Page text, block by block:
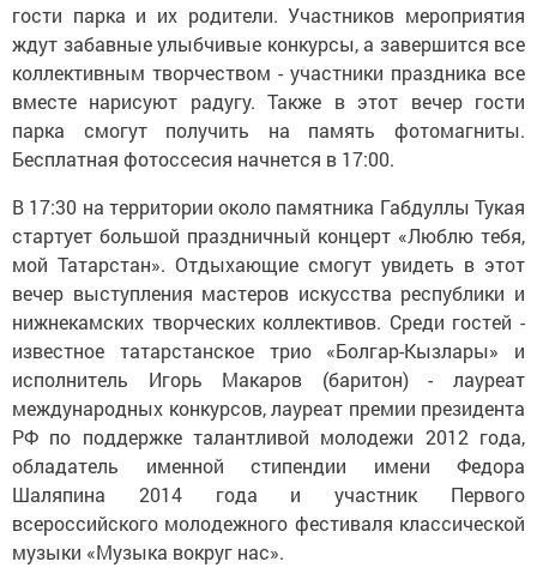
гости парка и их родители. Участников мероприятия
ждут забавные улыбчивые конкурсы, а завершится все
коллективным творчеством - участники праздника все
вместе нарисуют радугу. Также в этот вечер гости
парка смогут получить на память фотомагниты.
Бесплатная фотоссесия начнется в 17:00.
В 17:30 на территории около памятника Габдуллы Тукая
стартует большой праздничный концерт «Люблю тебя,
мой Татарстан». Отдыхающие смогут увидеть в этот
вечер выступления мастеров искусства республики и
нижнекамских творческих коллективов. Среди гостей -
известное татарстанское трио «Болгар-Кызлары» и
исполнитель Игорь Макаров (баритон) - лауреат
международных конкурсов, лауреат премии президента
РФ по поддержке талантливой молодежи 2012 года,
обладатель именной стипендии имени Федора
Шаляпина 2014 года и участник Первого
всероссийского молодежного фестиваля классической
музыки «Музыка вокруг нас».